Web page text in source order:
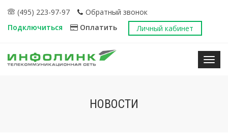
(495) 223-97-97
Обратный звонок
Подключиться
Оплатить Личный кабинет
НОВОСТИ